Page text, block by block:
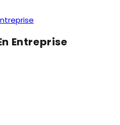
Entreprise